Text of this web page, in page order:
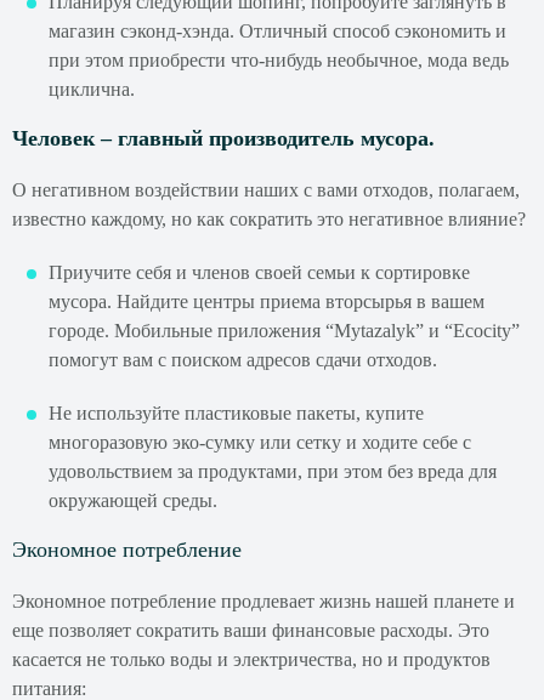
магазин сэконд-хэнда. Отличный способ сэкономить и
при этом приобрести что-нибудь необычное, мода ведь
циклична.
Человек – главный производитель мусора.
О негативном воздействии наших с вами отходов, полагаем,
известно каждому, но как сократить это негативное влияние?
Приучите себя и членов своей семьи к сортировке
мусора. Найдите центры приема вторсырья в вашем
городе. Мобильные приложения “Mytazalyk” и “Ecocity”
помогут вам с поиском адресов сдачи отходов.
Не используйте пластиковые пакеты, купите
многоразовую эко-сумку или сетку и ходите себе с
удовольствием за продуктами, при этом без вреда для
окружающей среды.
Экономное потребление
Экономное потребление продлевает жизнь нашей планете и
еще позволяет сократить ваши финансовые расходы. Это
касается не только воды и электричества, но и продуктов
питания: